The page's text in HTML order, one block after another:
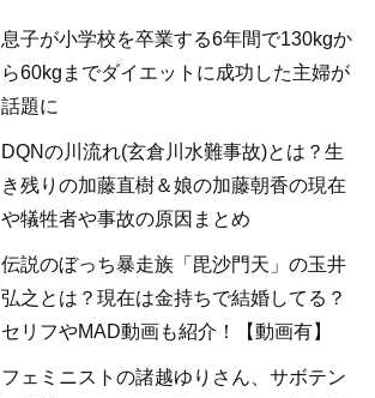
息子が小学校を卒業する6年間で130kgか
ら60kgまでダイエットに成功した主婦が
話題に
DQNの川流れ(玄倉川水難事故)とは？生
き残りの加藤直樹＆娘の加藤朝香の現在
や犠牲者や事故の原因まとめ
伝説のぼっち暴走族「毘沙門天」の玉井
弘之とは？現在は金持ちで結婚してる？
セリフやMAD動画も紹介！【動画有】
フェミニストの諸越ゆりさん、サボテン